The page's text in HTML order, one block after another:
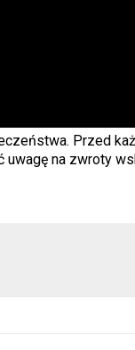
Przed
na zwroty